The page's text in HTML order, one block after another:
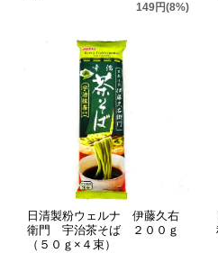
149円(8%)
日清製粉ウェルナ 伊藤久右
衛門 宇治茶そば ２００ｇ
（５０ｇ×４束）